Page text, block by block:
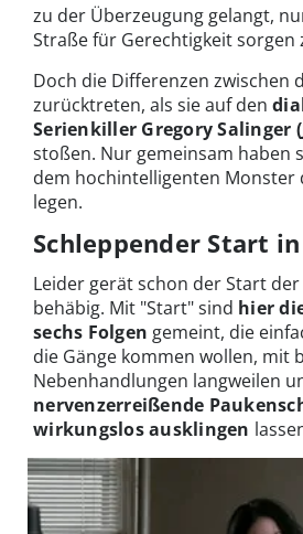
zu der Überzeugung gelangt,
Straße für Gerechtigkeit sorgen
Doch die Differenzen zwischen
zurücktreten, als sie auf den
Serienkiller Gregory Salinger
stoßen. Nur gemeinsam haben
dem hochintelligenten Monster
legen.
Schleppender Start
Leider gerät schon der Start
behäbig. Mit "Start" sind hier
sechs Folgen gemeint, die
die Gänge kommen wollen, mit
Nebenhandlungen langweilen
nervenzerreißende
wirkungslos ausklingen